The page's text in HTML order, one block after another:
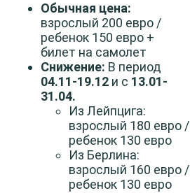
Обычная цена:
взрослый 200 евро /
ребенок 150 евро +
билет на самолет
Снижение: В период
04.11-19.12 и с 13.01-
31.04.
Из Лейпцига:
взрослый 180 евро /
ребенок 130 евро
Из Берлина:
взрослый 160 евро /
ребенок 130 евро